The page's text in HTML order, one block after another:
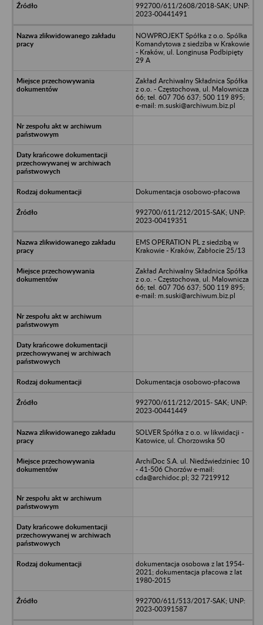
992700/611/2608/2018-SAK; UNP:
2023-00441491
NOWPROJEKT Spółka z o.o. Spólka
Komandytowa z siedziba w Krakowie
- Kraków, ul. Longinusa Podbipięty
29 A
Zakład Archiwalny Składnica Spółka
z o.o. - Częstochowa, ul. Malownicza
66; tel. 607 706 637; 500 119 895;
e-mail: m.suski@archiwum.biz.pl
Dokumentacja osobowo-płacowa
992700/611/212/2015-SAK; UNP:
2023-00419351
EMS OPERATION PL z siedzibą w
Krakowie - Kraków, Zabłocie 25/13
Zakład Archiwalny Składnica Spółka
z o.o. - Częstochowa, ul. Malownicza
66; tel. 607 706 637; 500 119 895;
e-mail: m.suski@archiwum.biz.pl
Dokumentacja osobowo-płacowa
992700/611/212/2015- SAK; UNP:
2023-00441449
SOLVER Spółka z o.o. w likwidacji -
Katowice, ul. Chorzowska 50
ArchiDoc S.A. ul. Niedźwiedziniec 10
- 41-506 Chorzów e-mail:
cda@archidoc.pl; 32 7219912
dokumentacja osobowa z lat 1954-
2021; dokumentacja płacowa z lat
1980-2015
992700/611/513/2017-SAK; UNP:
2023-00391587